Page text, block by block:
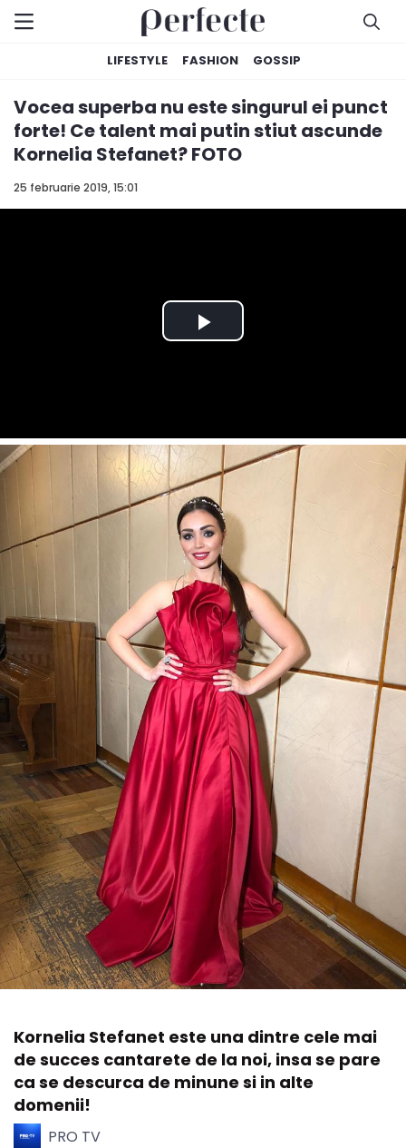
LIFESTYLE FASHION GOSSIP
25 februarie 2019, 15:01
Vocea superba nu este singurul ei punct
forte! Ce talent mai putin stiut ascunde
Kornelia Stefanet? FOTO
Kornelia Stefanet este una dintre cele mai
de succes cantarete de la noi, insa se pare
ca se descurca de minune si in alte
domenii!
PRO TV